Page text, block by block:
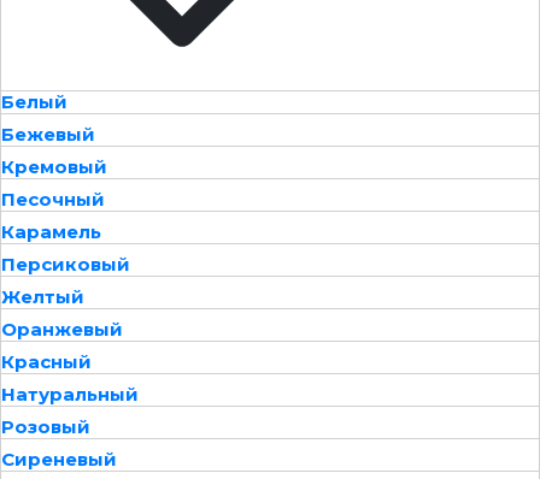
Белый
Бежевый
Кремовый
Песочный
Карамель
Персиковый
Желтый
Оранжевый
Красный
Натуральный
Розовый
Сиреневый